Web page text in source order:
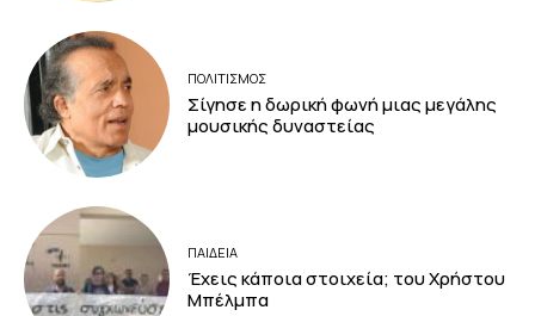
ΠΟΛΙΤΙΣΜΟΣ
Σίγησε η δωρική φωνή μιας μεγάλης
μουσικής δυναστείας
ΠΑΙΔΕΙΑ
Έχεις κάποια στοιχεία; του Χρήστου
Μπέλμπα